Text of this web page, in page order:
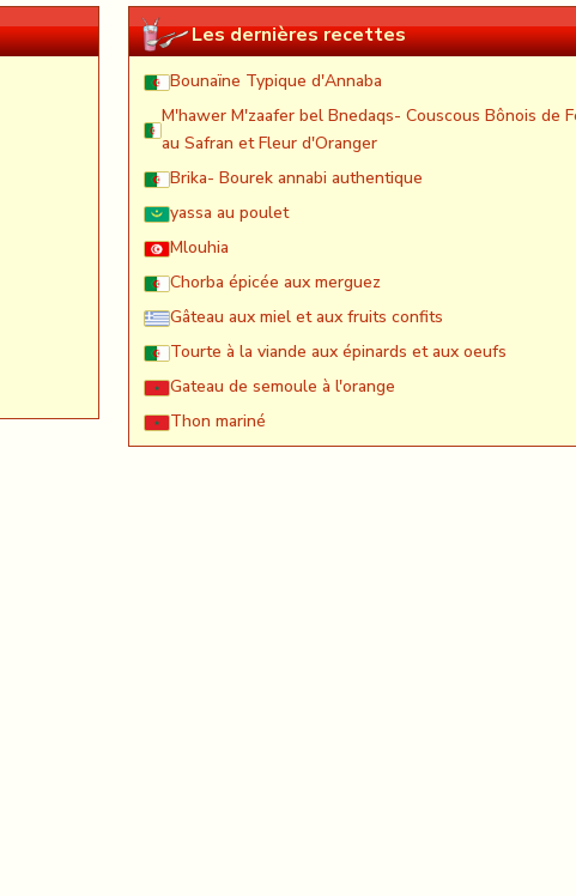
Les dernières recettes
Bounaïne Typique d'Annaba
M'hawer M'zaafer bel Bnedaqs- Couscous Bônois de
au Safran et Fleur d'Oranger
Brika- Bourek annabi authentique
yassa au poulet
Mlouhia
Chorba épicée aux merguez
Gâteau aux miel et aux fruits confits
Tourte à la viande aux épinards et aux oeufs
Gateau de semoule à l'orange
Thon mariné